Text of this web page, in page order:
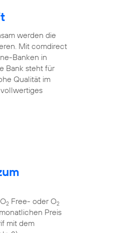
werden die
Mit comdirect
Banken in
Bank steht für
Qualität im
2 Free- oder O2
Preis
mit dem